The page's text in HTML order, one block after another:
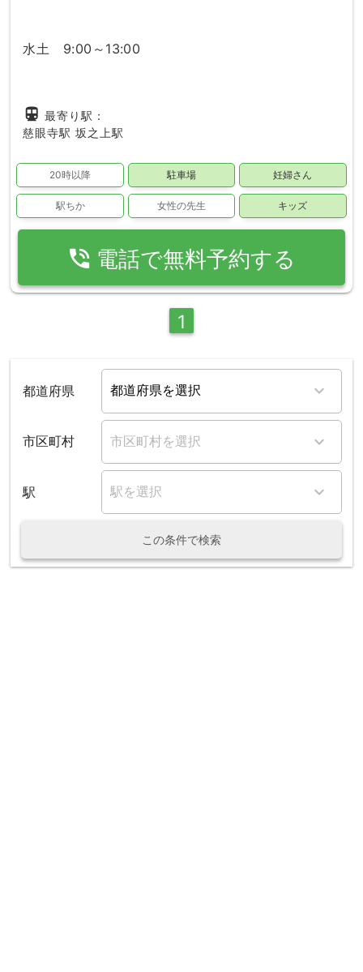
水土 9:00～13:00
directions_subway 最寄り駅：
慈眼寺駅 坂之上駅
20時以降 駐車場 妊婦さん
駅ちか 女性の先生 キッズ
phone_in_talk 電話で無料予約する
1
都道府県
市区町村
駅
この条件で検索